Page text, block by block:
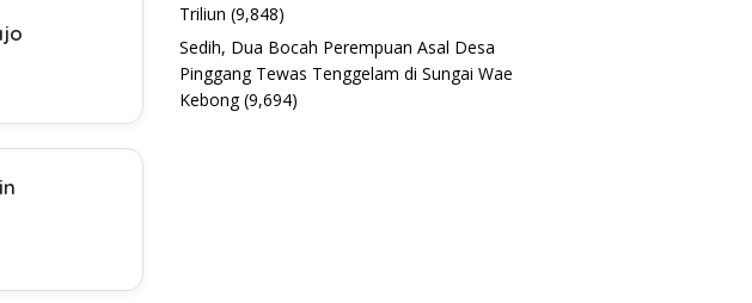
Triliun (9,848)
Sedih, Dua Bocah Perempuan Asal Desa
Pinggang Tewas Tenggelam di Sungai Wae
Kebong (9,694)